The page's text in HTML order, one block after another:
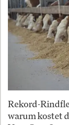
Rekord-
warum kostet